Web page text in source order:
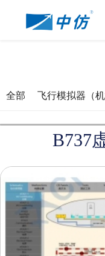
全部 飞行模拟器（机
B737